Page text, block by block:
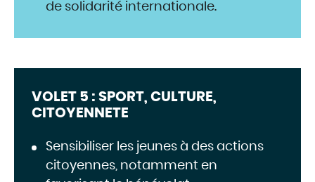
de solidarité internationale.
VOLET 5 : SPORT, CULTURE,
CITOYENNETE
Sensibiliser les jeunes à des actions
citoyennes, notamment en